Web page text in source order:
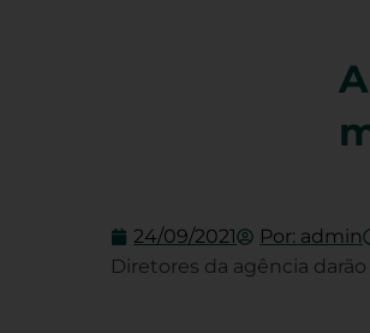
24/09/2021 Por: admin
Diretores da agência